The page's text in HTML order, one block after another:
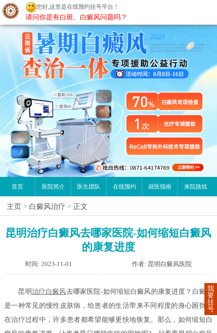
昆明白癜风医院
首页 医院简介 医生团队 在线预约 就医指南 来院路线
主页 > 白癜风治疗 > 正文
昆明治疗白癜风去哪家医院-如何缩短白癜风
的康复进度
时间: 2023-11-01 作者: 昆明白癜风医院
昆明治疗白癜风去哪家医院-如何缩短白癜风的康复进度？白癜风
是一种常见的慢性皮肤病，给患者的生活带来不同程度的身心困扰。
在治疗过程中，许多患者都希望能够更快地恢复。那么，如何缩短白
我
要
挂
号
请问你是有白斑、白癜风问题吗？